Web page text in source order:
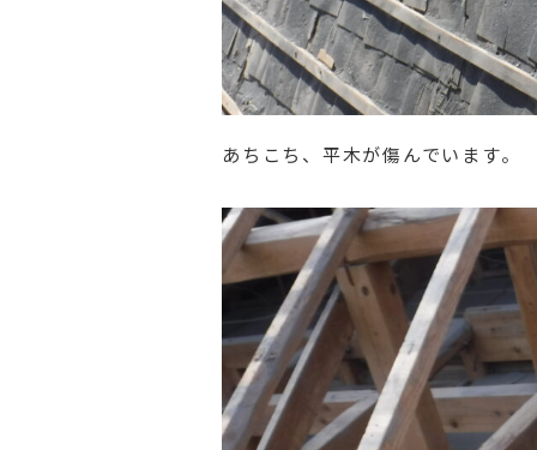
あちこち、平木が傷んでいます。